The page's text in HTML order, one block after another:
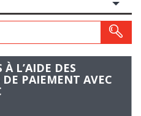
À L’AIDE DES
PAIEMENT AVEC